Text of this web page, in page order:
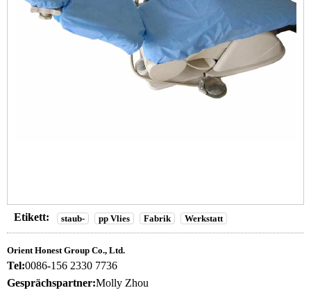
Etikett: staub- pp Vlies Fabrik Werkstatt
Orient Honest Group Co., Ltd.
Tel:0086-156 2330 7736
Gesprächspartner:Molly Zhou